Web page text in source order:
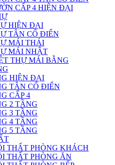
CẤP 4 HIỆN ĐẠI
HIỆN ĐẠI
TÂN CỔ ĐIỂN
MÁI THÁI
MÁI NHẬT
THỰ MÁI BẰNG
HIỆN ĐẠI
TÂN CỔ ĐIỂN
CẤP 4
2 TẦNG
3 TẦNG
4 TẦNG
5 TẦNG
THẤT PHÒNG KHÁCH
THẤT PHÒNG ĂN